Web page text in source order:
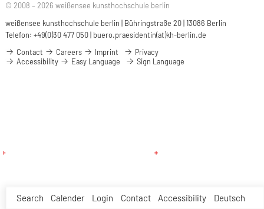
Search Calender Login Contact Accessibility Deutsch
© 2008 – 2026 weißensee kunsthochschule berlin
weißensee kunsthochschule berlin | Bühringstraße 20 | 13086 Berlin
Telefon: +49(0)30 477 050 | buero.praesidentin(at)kh-berlin.de
Contact
Careers Imprint
Privacy
Accessibility
Easy Language Sign Language